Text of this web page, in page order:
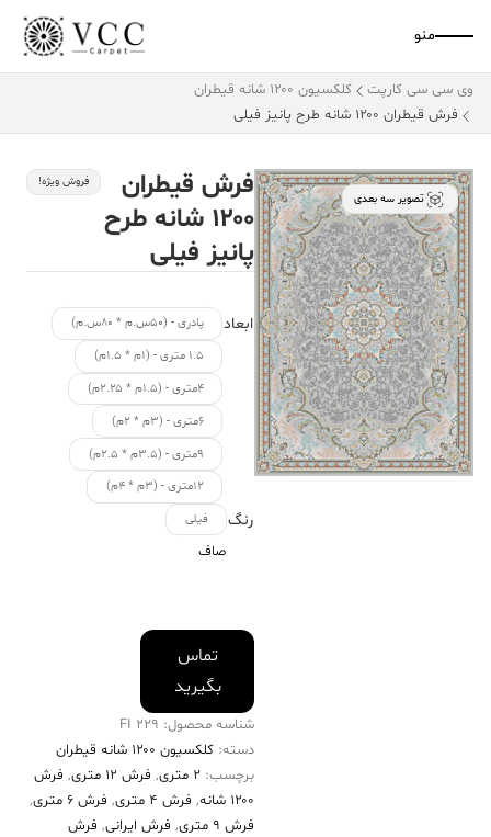
منو
وی سی سی کارپت
کلکسیون ۱۲۰۰ شانه قیطران
فرش قیطران ۱۲۰۰ شانه طرح پانیز فیلی
تصویر سه بعدی
فرش قیطران
۱۲۰۰ شانه طرح
پانیز فیلی
فروش ویژه!
ابعاد
پادری - (۵۰س.م * ۸۰س.م)
۱.۵ متری - (۱م * ۱.۵م)
۴متری - (۱.۵م * ۲.۲۵م)
۶متری - (۳م * ۲م)
۹متری - (۳.۵م * ۲.۵م)
۱۲متری - (۳م * ۴م)
رنگ فیلی
صاف
تماس
بگیرید
شناسه محصول: 229 FI
دسته: کلکسیون ۱۲۰۰ شانه قیطران
برچسب: 2 متری , فرش 12 متری , فرش
۱۲۰۰ شانه
, فرش 4 متری , فرش 6 متری
,
فرش 9 متری
, فرش ایرانی, فرش